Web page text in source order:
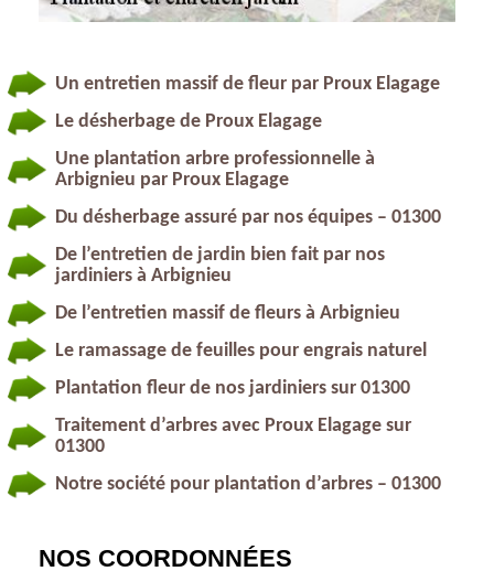
Un entretien massif de fleur par Proux Elagage
Le désherbage de Proux Elagage
Une plantation arbre professionnelle à
Arbignieu par Proux Elagage
Du désherbage assuré par nos équipes – 01300
De l’entretien de jardin bien fait par nos
jardiniers à Arbignieu
De l’entretien massif de fleurs à Arbignieu
Le ramassage de feuilles pour engrais naturel
Plantation fleur de nos jardiniers sur 01300
Traitement d’arbres avec Proux Elagage sur
01300
Notre société pour plantation d’arbres – 01300
NOS COORDONNÉES